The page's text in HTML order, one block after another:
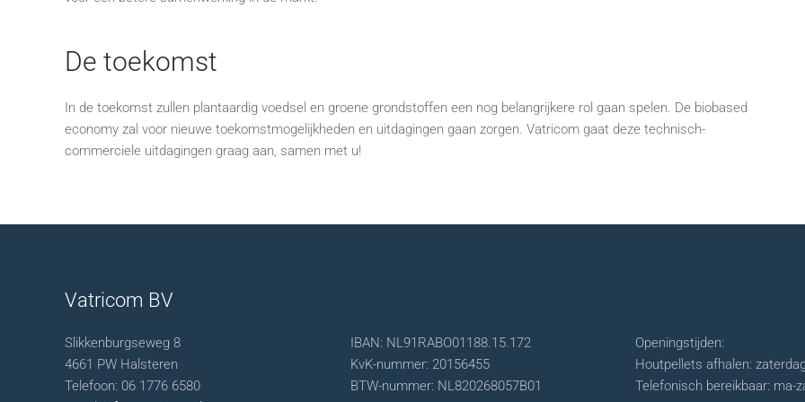
De toekomst
In de toekomst zullen plantaardig voedsel en groene grondstoffen een nog belangrijkere rol gaan spelen. De biobased
economy zal voor nieuwe toekomstmogelijkheden en uitdagingen gaan zorgen. Vatricom gaat deze technisch-
commerciele uitdagingen graag aan, samen met u!
Vatricom BV
Slikkenburgseweg 8
4661 PW Halsteren
Telefoon: 06 1776 6580
IBAN: NL91RABO01188.15.172
KvK-nummer: 20156455
BTW-nummer: NL820268057B01
Openingstijden:
Houtpellets afhalen:
Telefonisch bereikbaar: ma-